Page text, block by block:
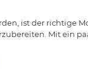
ist der richtige
Mit ein